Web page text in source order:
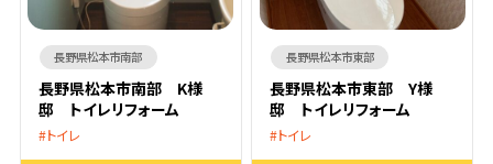
長野県松本市南部
長野県松本市南部 K様
邸 トイレリフォーム
トイレ
長野県松本市東部
長野県松本市東部 Y様
邸 トイレリフォーム
トイレ